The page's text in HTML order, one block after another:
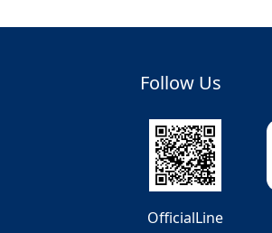
Follow Us
OfficialLine